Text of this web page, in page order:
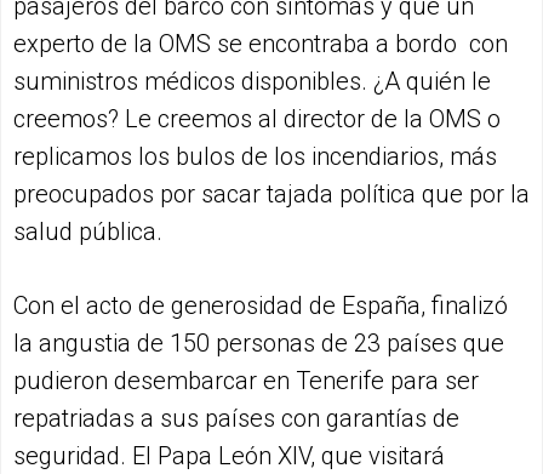
pasajeros del barco con síntomas y que un
experto de la OMS se encontraba a bordo con
suministros médicos disponibles. ¿A quién le
creemos? Le creemos al director de la OMS o
replicamos los bulos de los incendiarios, más
preocupados por sacar tajada política que por la
salud pública.
Con el acto de generosidad de España, finalizó
la angustia de 150 personas de 23 países que
pudieron desembarcar en Tenerife para ser
repatriadas a sus países con garantías de
seguridad. El Papa León XIV, que visitará